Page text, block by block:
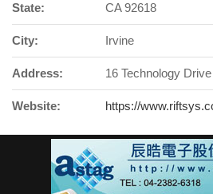
State: CA 92618
City: Irvine
Address: 16 Technology
Website: https://